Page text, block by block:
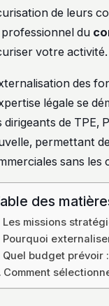
de leurs
du
votre activité.
des
légale se
dirigeants de TPE,
permettant
sans les
des
Les missions
Pourquoi
Quel budget prévoir
Comment